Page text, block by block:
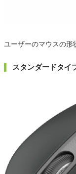
ユーザーのマウスの形
スタンダードタイ